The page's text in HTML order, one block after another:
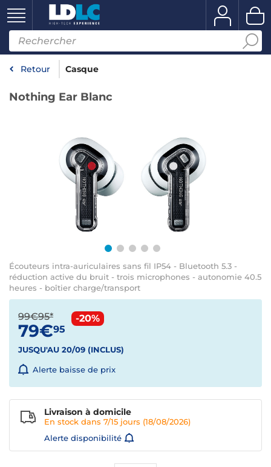
Retour Casque
Nothing Ear Blanc
Écouteurs intra-auriculaires sans fil IP54 - Bluetooth 5.3 -
réduction active du bruit - trois microphones - autonomie 40.5
heures - boîtier charge/transport
99€95*
79€95
-20%
JUSQU'AU 20/09 (INCLUS)
Alerte baisse de prix
Livraison à domicile
En stock dans 7/15 jours (18/08/2026)
Alerte disponibilité